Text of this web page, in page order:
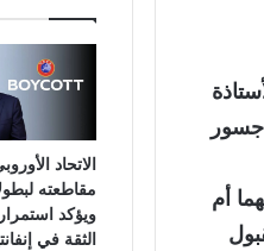
جسور
أم
الاتحاد
مقاطعته
ويؤكد
الثقة في